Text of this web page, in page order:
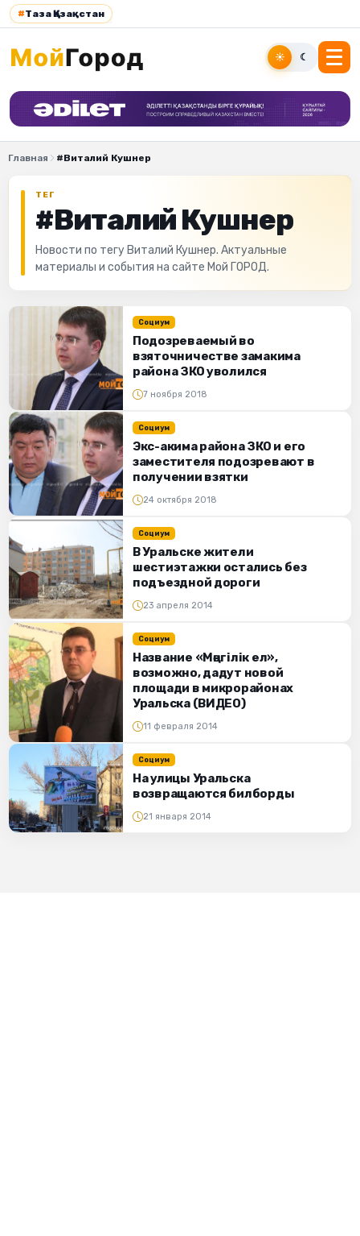
#Таза Қазақстан
☀ ☾
Главная #Виталий Кушнер
ТЕГ
#Виталий Кушнер
Новости по тегу Виталий Кушнер. Актуальные
материалы и события на сайте Мой ГОРОД.
Социум
Подозреваемый во
взяточничестве замакима
района ЗКО уволился
7 ноября 2018
Социум
Экс-акима района ЗКО и его
заместителя подозревают в
получении взятки
24 октября 2018
Социум
В Уральске жители
шестиэтажки остались без
подъездной дороги
23 апреля 2014
Социум
Название «Мәңгілік ел»,
возможно, дадут новой
площади в микрорайонах
Уральска (ВИДЕО)
11 февраля 2014
Социум
На улицы Уральска
возвращаются билборды
21 января 2014